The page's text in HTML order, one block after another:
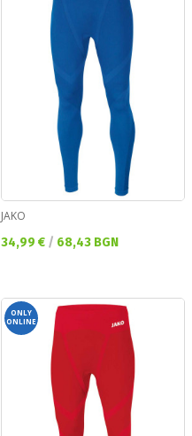
JAKO
Текуща цена:
34,99 € / 68,43 BGN
ONLY
ONLINE